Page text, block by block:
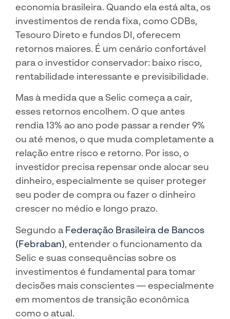
economia brasileira. Quando ela está alta, os
investimentos de renda fixa, como CDBs,
Tesouro Direto e fundos DI, oferecem
retornos maiores. É um cenário confortável
para o investidor conservador: baixo risco,
rentabilidade interessante e previsibilidade.
Mas à medida que a Selic começa a cair,
esses retornos encolhem. O que antes
rendia 13% ao ano pode passar a render 9%
ou até menos, o que muda completamente a
relação entre risco e retorno. Por isso, o
investidor precisa repensar onde alocar seu
dinheiro, especialmente se quiser proteger
seu poder de compra ou fazer o dinheiro
crescer no médio e longo prazo.
Segundo a Federação Brasileira de Bancos
(Febraban), entender o funcionamento da
Selic e suas consequências sobre os
investimentos é fundamental para tomar
decisões mais conscientes — especialmente
em momentos de transição econômica
como o atual.